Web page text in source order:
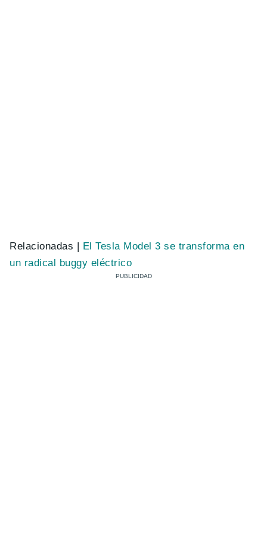
Relacionadas |
El Tesla Model 3 se transforma en
un radical buggy eléctrico